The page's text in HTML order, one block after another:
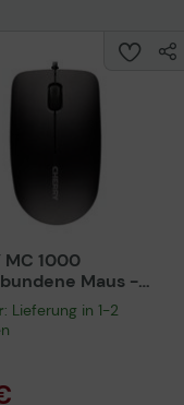
MC 1000
Maus -
: Lieferung in 1-2